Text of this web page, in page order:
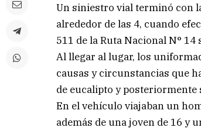
Un siniestro vial terminó con
alrededor de las 4, cuando
511 de la Ruta Nacional N°
Al llegar al lugar, los
causas y circunstancias que
de eucalipto y posteriormente
En el vehículo viajaban un
además de una joven de 16 y